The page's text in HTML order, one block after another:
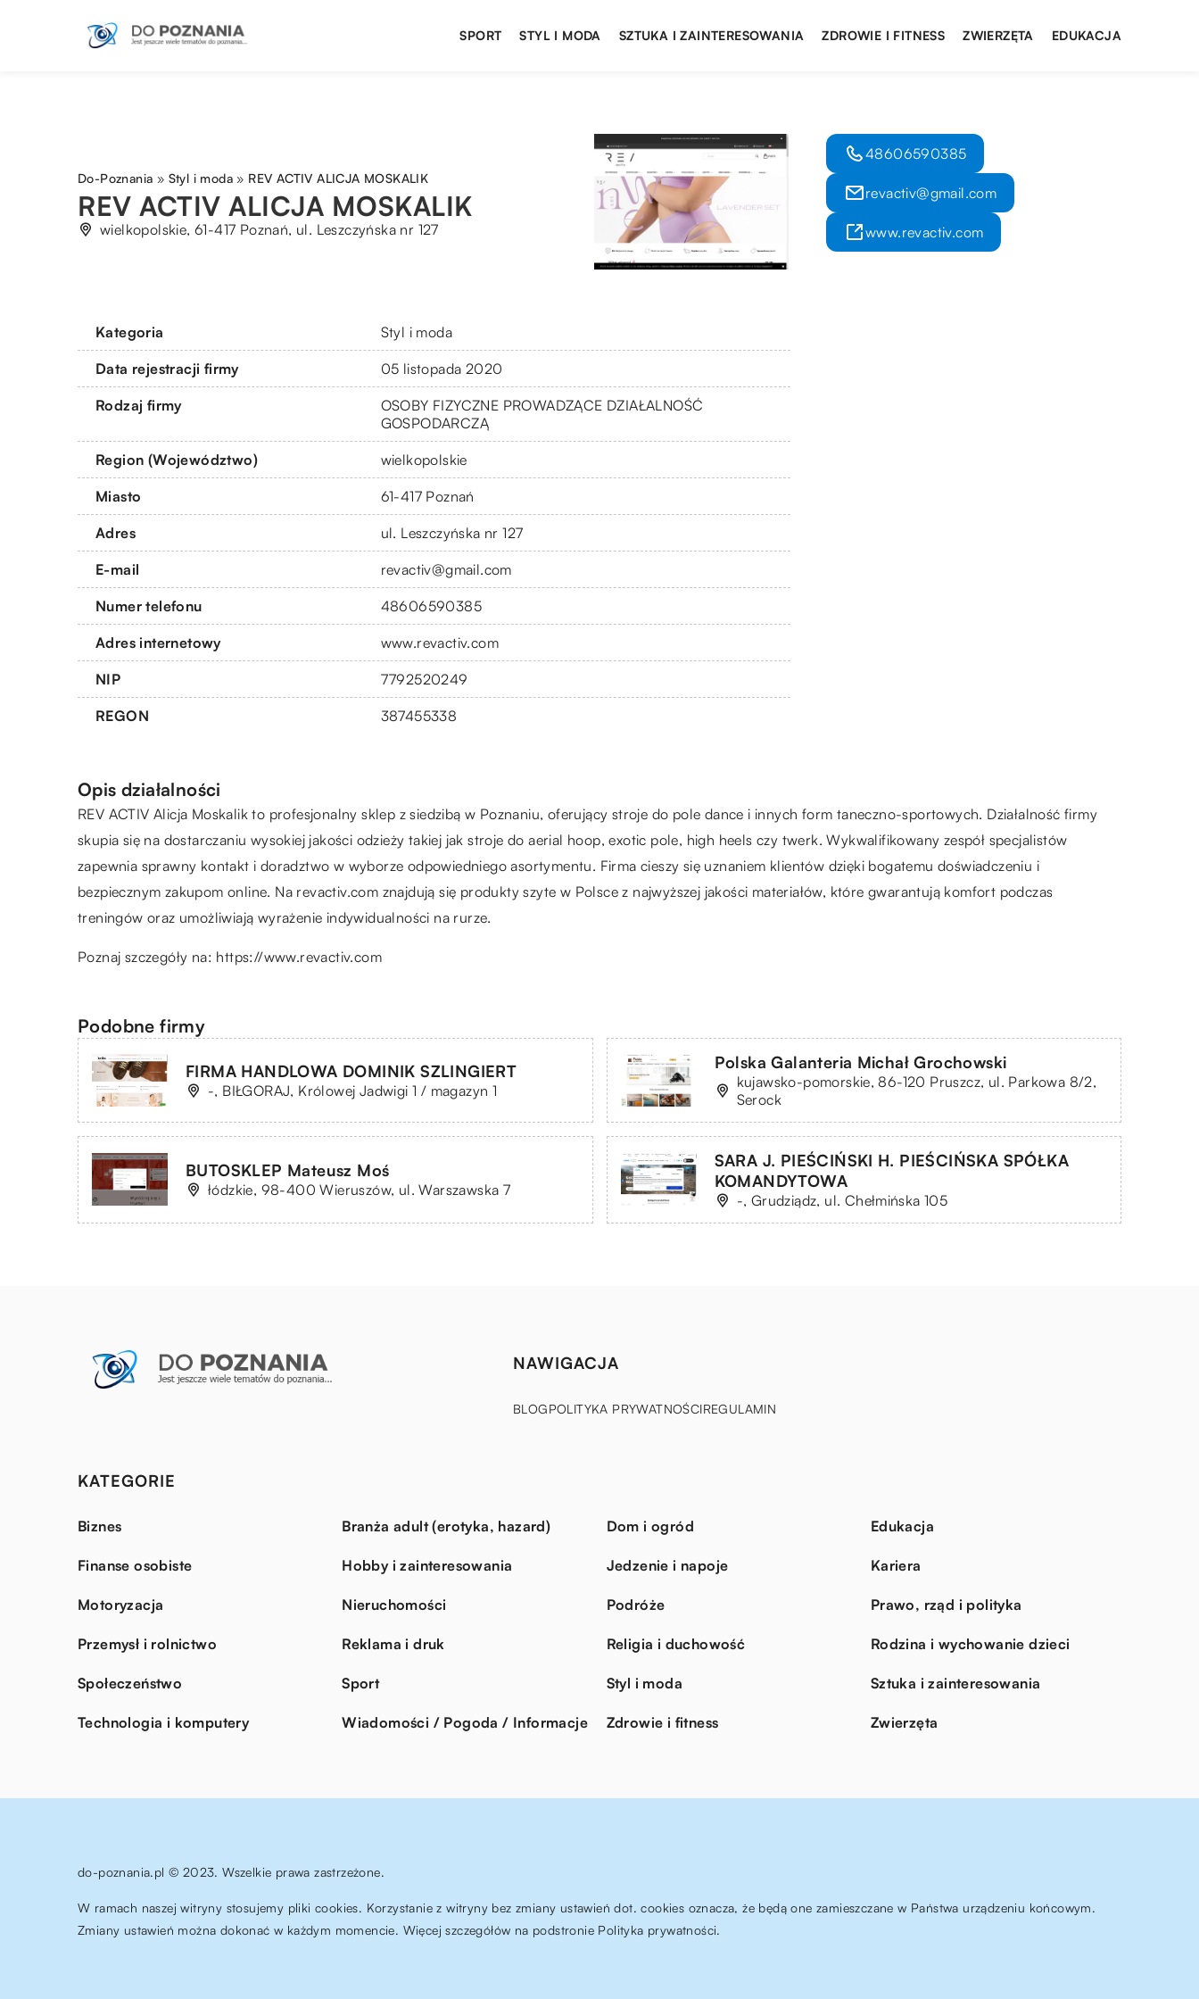
SPORT STYL I MODA SZTUKA I ZAINTERESOWANIA ZDROWIE I FITNESS ZWIERZĘTA EDUKACJA
Do-Poznania » Styl i moda » REV ACTIV ALICJA MOSKALIK
REV ACTIV ALICJA MOSKALIK
wielkopolskie, 61-417 Poznań, ul. Leszczyńska nr 127
Kategoria Styl i moda
Data rejestracji firmy 05 listopada 2020
Rodzaj firmy
OSOBY FIZYCZNE PROWADZĄCE DZIAŁALNOŚĆ
GOSPODARCZĄ
Region (Województwo) wielkopolskie
Miasto 61-417 Poznań
Adres ul. Leszczyńska nr 127
E-mail revactiv@gmail.com
Numer telefonu 48606590385
Adres internetowy www.revactiv.com
NIP 7792520249
REGON 387455338
48606590385
revactiv@gmail.com
www.revactiv.com
Opis działalności
REV ACTIV Alicja Moskalik to profesjonalny sklep z siedzibą w Poznaniu, oferujący stroje do pole dance i innych form taneczno-sportowych. Działalność firmy
skupia się na dostarczaniu wysokiej jakości odzieży takiej jak stroje do aerial hoop, exotic pole, high heels czy twerk. Wykwalifikowany zespół specjalistów
zapewnia sprawny kontakt i doradztwo w wyborze odpowiedniego asortymentu. Firma cieszy się uznaniem klientów dzięki bogatemu doświadczeniu i
bezpiecznym zakupom online. Na revactiv.com znajdują się produkty szyte w Polsce z najwyższej jakości materiałów, które gwarantują komfort podczas
treningów oraz umożliwiają wyrażenie indywidualności na rurze.
Poznaj szczegóły na: https://www.revactiv.com
Podobne firmy
FIRMA HANDLOWA DOMINIK SZLINGIERT
-, BIŁGORAJ, Królowej Jadwigi 1 / magazyn 1
Polska Galanteria Michał Grochowski
kujawsko-pomorskie, 86-120 Pruszcz, ul. Parkowa 8/2,
Serock
BUTOSKLEP Mateusz Moś
łódzkie, 98-400 Wieruszów, ul. Warszawska 7
SARA J. PIEŚCIŃSKI H. PIEŚCIŃSKA SPÓŁKA
KOMANDYTOWA
-, Grudziądz, ul. Chełmińska 105
NAWIGACJA
BLOGPOLITYKA PRYWATNOŚCIREGULAMIN
KATEGORIE
Biznes Branża adult (erotyka, hazard) Dom i ogród Edukacja
Finanse osobiste Hobby i zainteresowania Jedzenie i napoje Kariera
Motoryzacja Nieruchomości Podróże Prawo, rząd i polityka
Przemysł i rolnictwo Reklama i druk Religia i duchowość Rodzina i wychowanie dzieci
Społeczeństwo Sport Styl i moda Sztuka i zainteresowania
Technologia i komputery Wiadomości / Pogoda / Informacje Zdrowie i fitness Zwierzęta
do-poznania.pl © 2023. Wszelkie prawa zastrzeżone.
W ramach naszej witryny stosujemy pliki cookies. Korzystanie z witryny bez zmiany ustawień dot. cookies oznacza, że będą one zamieszczane w Państwa urządzeniu końcowym.
Zmiany ustawień można dokonać w każdym momencie. Więcej szczegółów na podstronie Polityka prywatności.